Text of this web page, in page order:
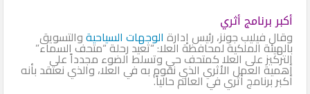
أكبر برنامج أثري
وقال فيليب جونز، رئيس إدارة الوجهات السياحيةوالتسويق
بالهيئة الملكية لمحافظة العلا: “تعيد رحلة “متحف السماء”
التركيز على العلا كمتحف حي وتسلط الضوء مجدداً على
أهمية العمل الأثري الذي نقوم به في العلا، والذي نعتقد بأنه
أكبر برنامج أثري في العالم حالياً.